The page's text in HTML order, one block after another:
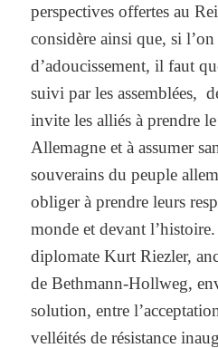
perspectives offertes au
considère ainsi que, si
d’adoucissement, il faut
suivi par les assemblées,
invite les alliés à prendre
Allemagne et à assumer
souverains du peuple
obliger à prendre leurs
monde et devant
diplomate Kurt Riezler,
de Bethmann-Hollweg,
solution, entre
velléités de résistance